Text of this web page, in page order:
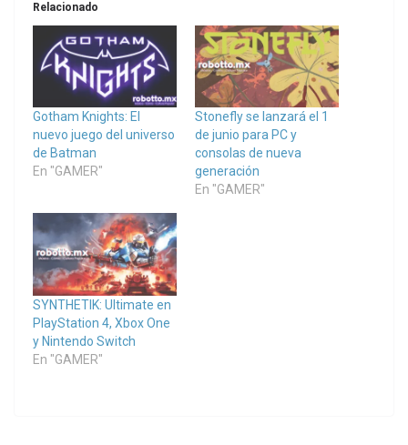
Relacionado
Gotham Knights: El
nuevo juego del universo
de Batman
En "GAMER"
Stonefly se lanzará el 1
de junio para PC y
consolas de nueva
generación
En "GAMER"
SYNTHETIK: Ultimate en
PlayStation 4, Xbox One
y Nintendo Switch
En "GAMER"